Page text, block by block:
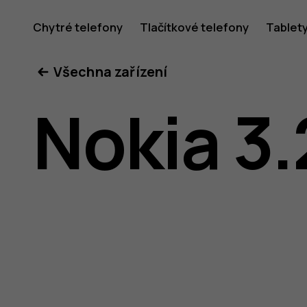
příručka
k
Chytré telefony Tlačítkové telefony
Všechna zařízení
Nokia